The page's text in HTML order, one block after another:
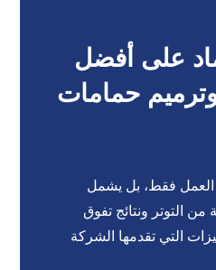
على أفضل
حمامات
العمل فقط، بل يشمل
التوتر ونتائج تفوق
التي تقدمها الشركة